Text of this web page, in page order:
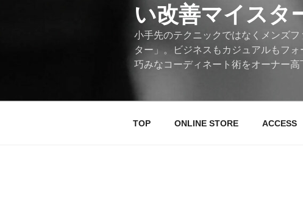
い改善マイスタ
小手先のテクニックではなくメンズ
ター」。ビジネスもカジュアルもフ
巧みなコーディネート術をオーナー高
TOP ONLINE STORE ACCESS